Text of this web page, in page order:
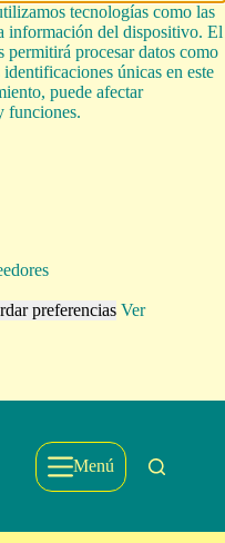
tecnologías como las
información del dispositivo. El
permitirá procesar datos como
únicas en este
puede afectar
funciones.
preferencias Ver
Menú